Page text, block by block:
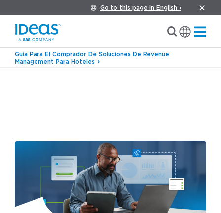
Go to this page in English ›
Guía Para El Comprador De Soluciones De Revenue
Management Para Hoteles